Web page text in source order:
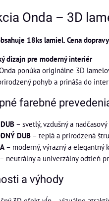
Onda – 3D
18ks lamiel. Cena
dizajn pre moderný interiér
ponúka originálne 3D
pohyb a prináša do
farebné
– svetlý, vzdušný a
DUB – teplá a prirodzená
– moderný, výrazný a elegantný
– neutrálny a univerzálny odtieň
a výhody